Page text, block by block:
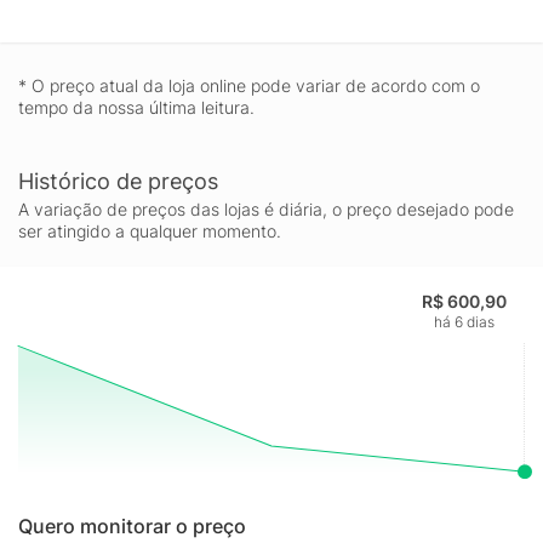
* O preço atual da loja online pode variar de acordo com o
tempo da nossa última leitura.
Histórico de preços
A variação de preços das lojas é diária, o preço desejado pode
ser atingido a qualquer momento.
R$ 600,90
há 6 dias
Quero monitorar o preço